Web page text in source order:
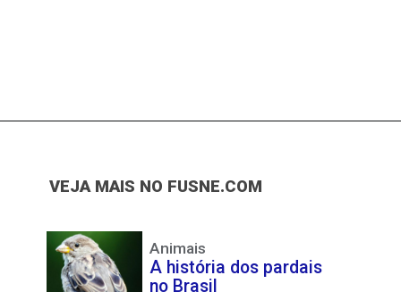
VEJA MAIS NO FUSNE.COM
Animais
A história dos pardais
no Brasil